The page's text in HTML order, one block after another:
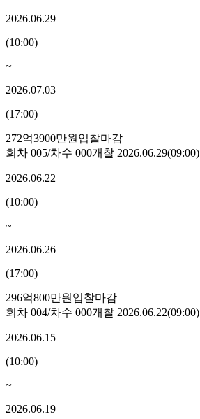
2026.06.29
(10:00)
~
2026.07.03
(17:00)
272억3900만원 입찰마감
회차 005/차수 000개찰 2026.06.29(09:00)
2026.06.22
(10:00)
~
2026.06.26
(17:00)
296억800만원 입찰마감
회차 004/차수 000개찰 2026.06.22(09:00)
2026.06.15
(10:00)
~
2026.06.19